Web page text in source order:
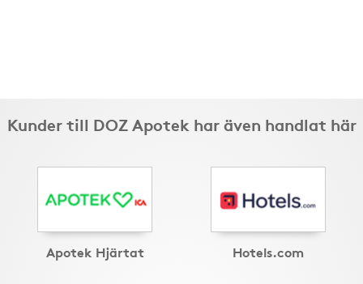
Kunder till DOZ Apotek har även handlat här
Apotek Hjärtat Hotels.com